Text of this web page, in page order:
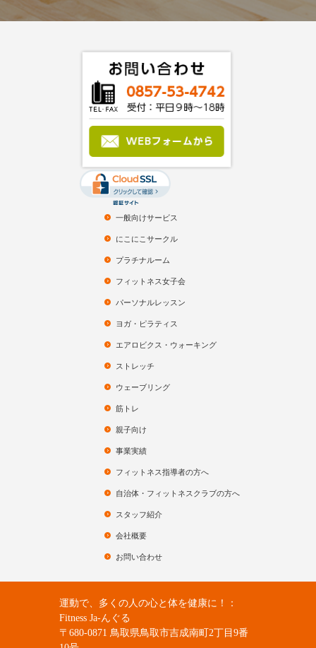
一般向けサービス
にこにこサークル
プラチナルーム
フィットネス女子会
パーソナルレッスン
ヨガ・ピラティス
エアロビクス・ウォーキング
ストレッチ
ウェーブリング
筋トレ
親子向け
事業実績
フィットネス指導者の方へ
自治体・フィットネスクラブの方へ
スタッフ紹介
会社概要
お問い合わせ
運動で、多くの人の心と体を健康に！：
Fitness Ja-んぐる
〒680-0871 鳥取県鳥取市吉成南町2丁目9番